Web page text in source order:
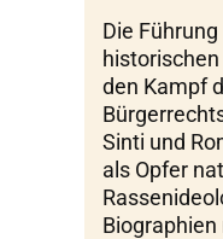
Die
den Kampf
Sinti und
als Opfer
Biographien